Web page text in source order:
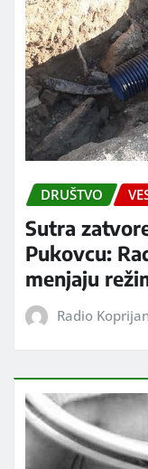
DRUŠTVO
Sutra
Pukovcu:
menjaju
Radio Koprijan